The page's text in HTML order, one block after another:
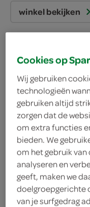
winkel bekijken
SPAR city Alkmaar
Dijk 14
1811 MC Alkmaar
gesloten
winkel bekijken
plan je route
Cookies op
Wij gebruiken
technologieën
gebruiken altijd
zorgen dat de
om extra functies
bieden. We
om het gebruik
analyseren en
geeft, maken we
doelgroepgerichte
van je surfgedrag